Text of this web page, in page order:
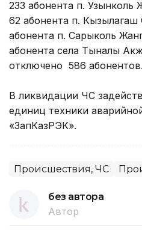
233 абонента п. Узынколь
62 абонента п.
абонента п. Сарыколь
абонента села Тыналы
отключено 586 абонентов.
В ликвидации ЧС
единиц техники
«ЗапКазРЭК».
Происшествия, ЧС
без автора
Автор